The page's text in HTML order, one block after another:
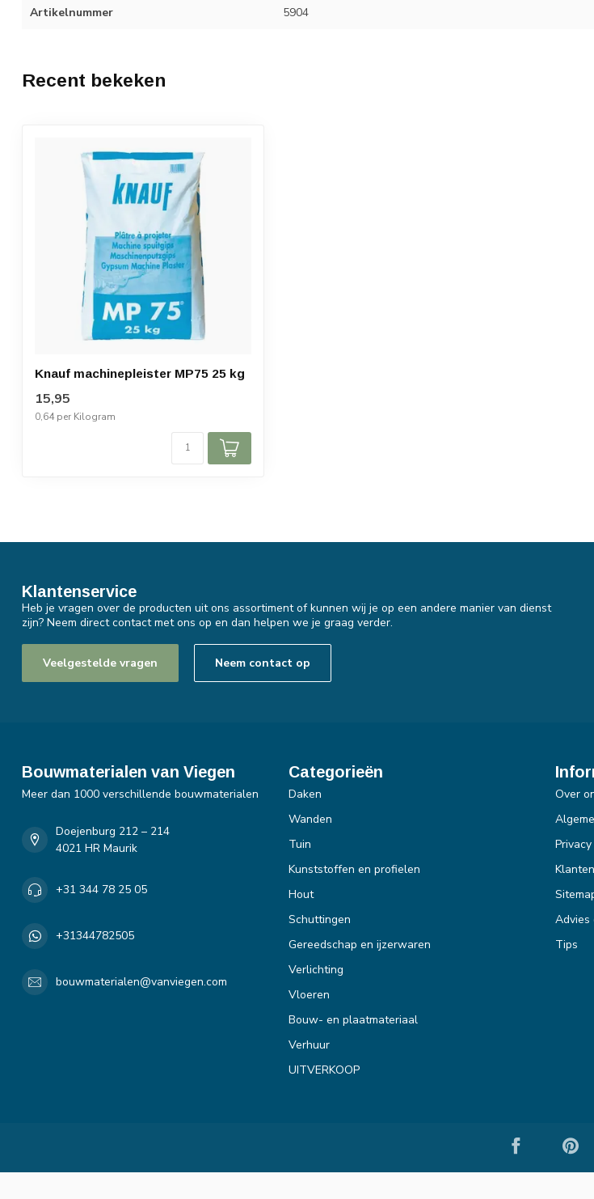
Artikelnummer 5904
Recent bekeken
Knauf machinepleister MP75 25 kg
15,95
0,64 per Kilogram
Klantenservice
Heb je vragen over de producten uit ons assortiment of kunnen wij je op een andere manier van dienst
zijn? Neem direct contact met ons op en dan helpen we je graag verder.
Veelgestelde vragen Neem contact op
Bouwmaterialen van Viegen
Meer dan 1000 verschillende bouwmaterialen
Doejenburg 212 – 214
4021 HR Maurik
+31 344 78 25 05
+31344782505
bouwmaterialen@vanviegen.com
Categorieën
Daken
Wanden
Tuin
Kunststoffen en profielen
Hout
Schuttingen
Gereedschap en ijzerwaren
Verlichting
Vloeren
Bouw- en plaatmateriaal
Verhuur
UITVERKOOP
Over
Advies
Tips